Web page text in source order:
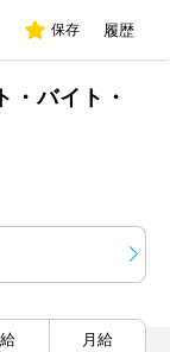
保存 履歴
・バイト・
月給